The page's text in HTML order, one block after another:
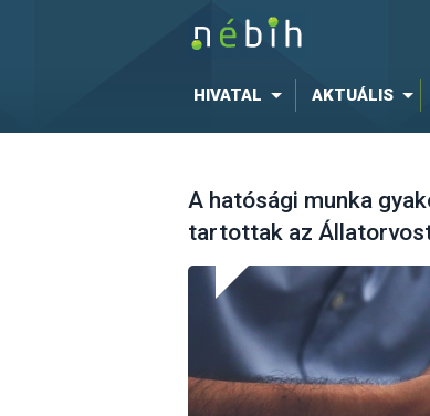
HIVATAL AKTUÁLIS
A hatósági munka
tartottak az